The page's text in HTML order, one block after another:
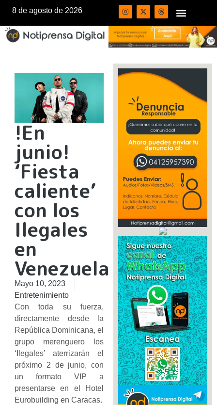
8 de agosto de 2026
!En
junio!
‘Fiesta
caliente’
con los
Ilegales
en
Venezuela
Mayo 10, 2023
Entretenimiento
Con toda su fuerza,
directamente desde la
República Dominicana, el
grupo merenguero los
‘Ilegales’ aterrizarán el
próximo 2 de junio, con
un formato VIP a
presentarse en el Hotel
Eurobuilding en Caracas.